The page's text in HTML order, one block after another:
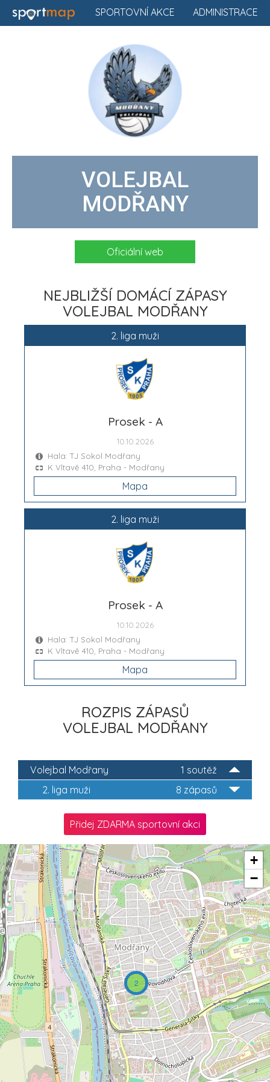
ADMINISTRACE
SPORTOVNÍ AKCE
VOLEJBAL
MODŘANY
Oficiální web
NEJBLIŽŠÍ DOMÁCÍ ZÁPASY
VOLEJBAL MODŘANY
2. liga muži
Prosek - A
10.10.2026
Hala: TJ Sokol Modřany
K Vltavě 410, Praha - Modřany
Mapa
2. liga muži
Prosek - A
10.10.2026
Hala: TJ Sokol Modřany
K Vltavě 410, Praha - Modřany
Mapa
ROZPIS ZÁPASŮ
VOLEJBAL MODŘANY
1 soutěž
Volejbal Modřany
8 zápasů
2. liga muži
Přidej ZDARMA sportovní akci
2
+
−